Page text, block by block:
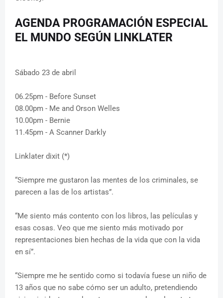
AGENDA PROGRAMACIÓN ESPECIAL
EL MUNDO SEGÚN LINKLATER
Sábado 23 de abril
06.25pm - Before Sunset
08.00pm - Me and Orson Welles
10.00pm - Bernie
11.45pm - A Scanner Darkly
Linklater dixit (*)
“Siempre me gustaron las mentes de los criminales, se
parecen a las de los artistas”.
“Me siento más contento con los libros, las películas y
esas cosas. Veo que me siento más motivado por
representaciones bien hechas de la vida que con la vida
en sí”.
“Siempre me he sentido como si todavía fuese un niño de
13 años que no sabe cómo ser un adulto, pretendiendo